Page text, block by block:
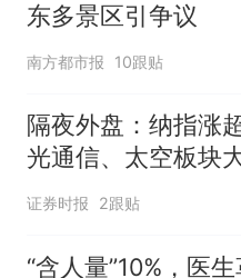
东多景区引争议
南方都市报 10跟贴
隔夜外盘：纳指涨
光通信、太空板块
证券时报 2跟贴
“含人量”10%，医